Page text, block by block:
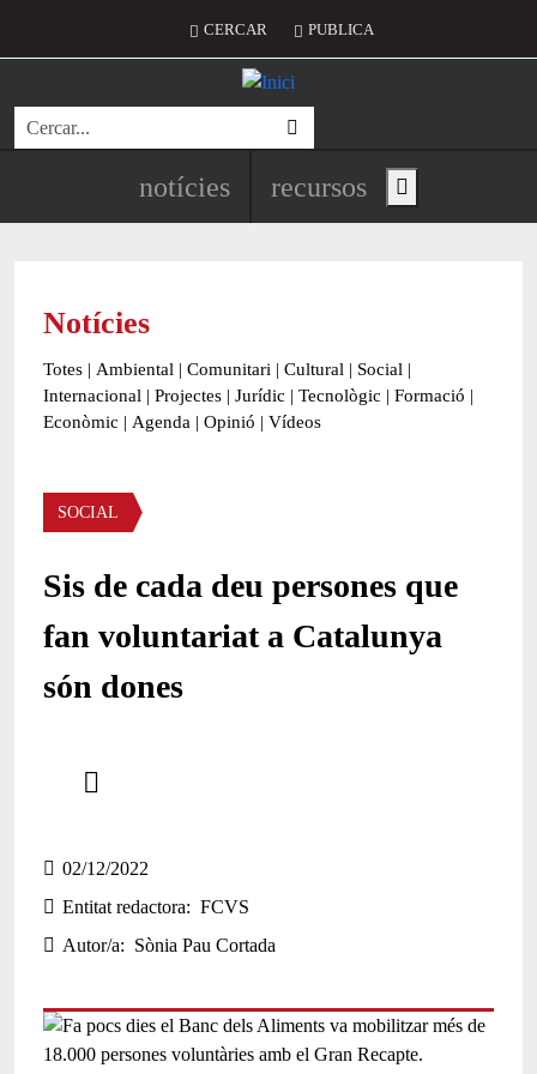
Menú del compte d'usuari
CERCAR PUBLICA
Cerca
Navegació principal de
notícies recursos Show main menu
Notícies
Totes | Ambiental | Comunitari | Cultural | Social |
Internacional | Projectes | Jurídic | Tecnològic | Formació |
Econòmic | Agenda | Opinió | Vídeos
Àmbit de la notícia
SOCIAL
Sis de cada deu persones que
fan voluntariat a Catalunya
són dones
02/12/2022
Entitat redactora
FCVS
Autor/a
Sònia Pau Cortada